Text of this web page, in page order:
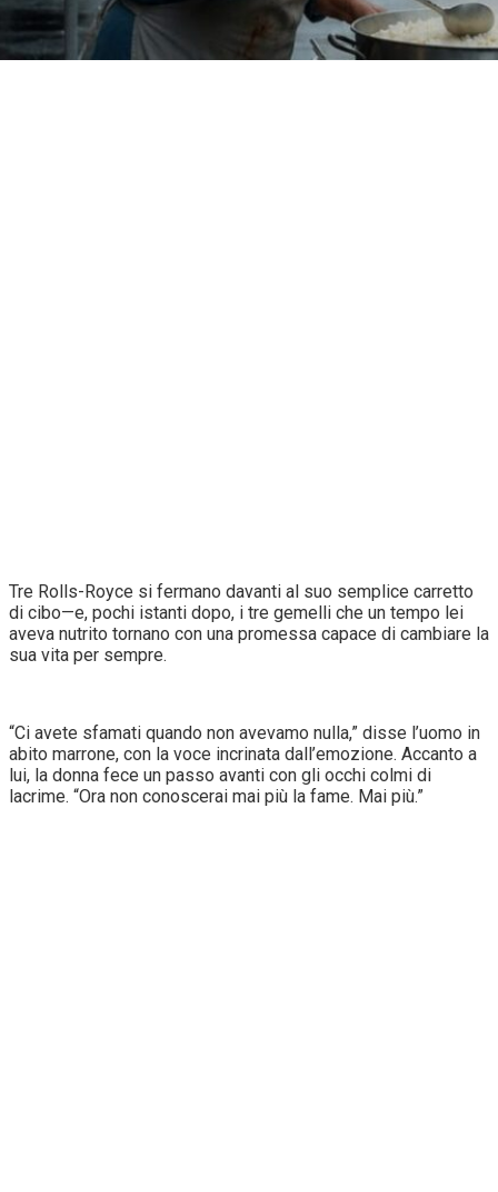
Tre Rolls-Royce si fermano davanti al suo semplice carretto
di cibo—e, pochi istanti dopo, i tre gemelli che un tempo lei
aveva nutrito tornano con una promessa capace di cambiare la
sua vita per sempre.
“Ci avete sfamati quando non avevamo nulla,” disse l’uomo in
abito marrone, con la voce incrinata dall’emozione. Accanto a
lui, la donna fece un passo avanti con gli occhi colmi di
lacrime. “Ora non conoscerai mai più la fame. Mai più.”